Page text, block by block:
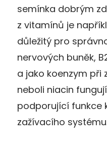
semínka dobrým
z vitamínů je
důležitý pro
nervových buněk,
a jako koenzym při
neboli niacin
podporující funkce
zažívacího